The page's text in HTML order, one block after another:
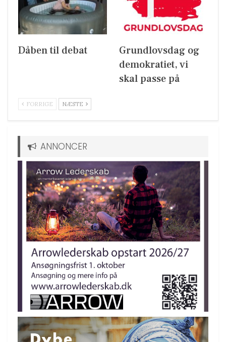
Dåben til debat
Grundlovsdag og
demokratiet, vi
skal passe på
FORRIGE NÆSTE
ANNONCER